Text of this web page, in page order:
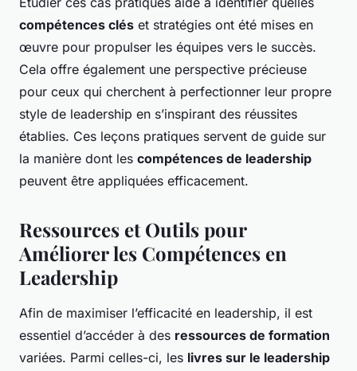
compétences clés et stratégies ont été mises en
œuvre pour propulser les équipes vers le succès.
Cela offre également une perspective précieuse
pour ceux qui cherchent à perfectionner leur propre
style de leadership en s’inspirant des réussites
établies. Ces leçons pratiques servent de guide sur
la manière dont les compétences de leadership
peuvent être appliquées efficacement.
Ressources et Outils pour
Améliorer les Compétences en
Leadership
Afin de maximiser l’efficacité en leadership, il est
essentiel d’accéder à des ressources de formation
variées. Parmi celles-ci, les livres sur le leadership